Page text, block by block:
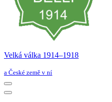
Velká válka 1914–⁠⁠⁠⁠⁠⁠1918
a České země v ní
Navigační
menu
Navigační